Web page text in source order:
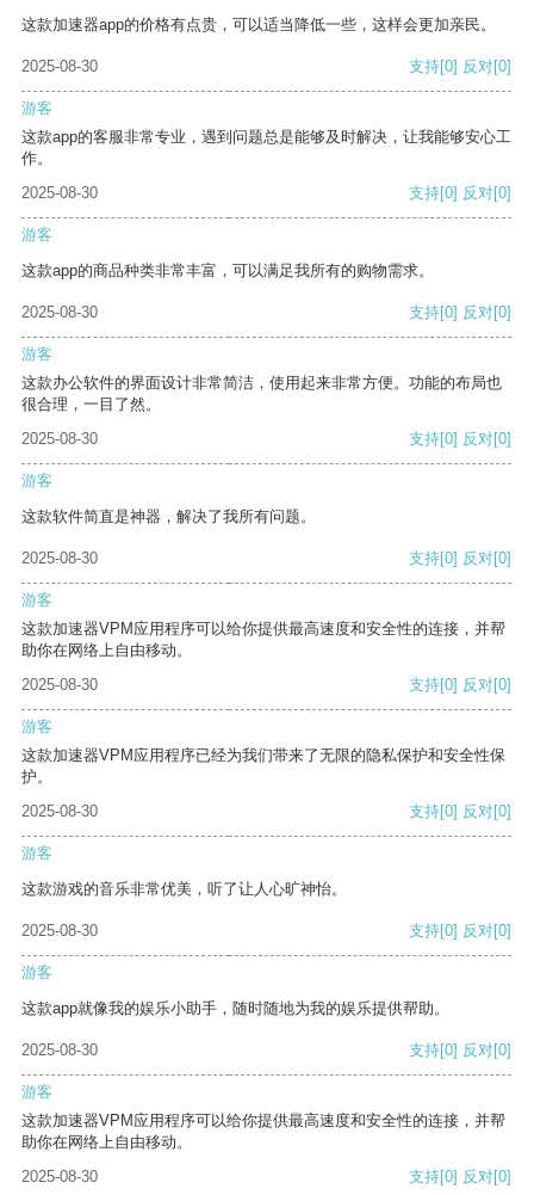
这款加速器app的价格有点贵，可以适当降低一些，这样会更加亲民。
2025-08-30 支持[0] 反对[0]
游客
这款app的客服非常专业，遇到问题总是能够及时解决，让我能够安心工
作。
2025-08-30
支持[0] 反对[0]
游客
这款app的商品种类非常丰富，可以满足我所有的购物需求。
2025-08-30 支持[0] 反对[0]
游客
这款办公软件的界面设计非常简洁，使用起来非常方便。功能的布局也
很合理，一目了然。
2025-08-30
支持[0] 反对[0]
游客
这款软件简直是神器，解决了我所有问题。
2025-08-30 支持[0] 反对[0]
游客
这款加速器VPM应用程序可以给你提供最高速度和安全性的连接，并帮
助你在网络上自由移动。
2025-08-30
支持[0] 反对[0]
游客
这款加速器VPM应用程序已经为我们带来了无限的隐私保护和安全性保
护。
2025-08-30
支持[0] 反对[0]
游客
这款游戏的音乐非常优美，听了让人心旷神怡。
2025-08-30 支持[0] 反对[0]
游客
这款app就像我的娱乐小助手，随时随地为我的娱乐提供帮助。
2025-08-30 支持[0] 反对[0]
游客
这款加速器VPM应用程序可以给你提供最高速度和安全性的连接，并帮
助你在网络上自由移动。
2025-08-30
支持[0] 反对[0]